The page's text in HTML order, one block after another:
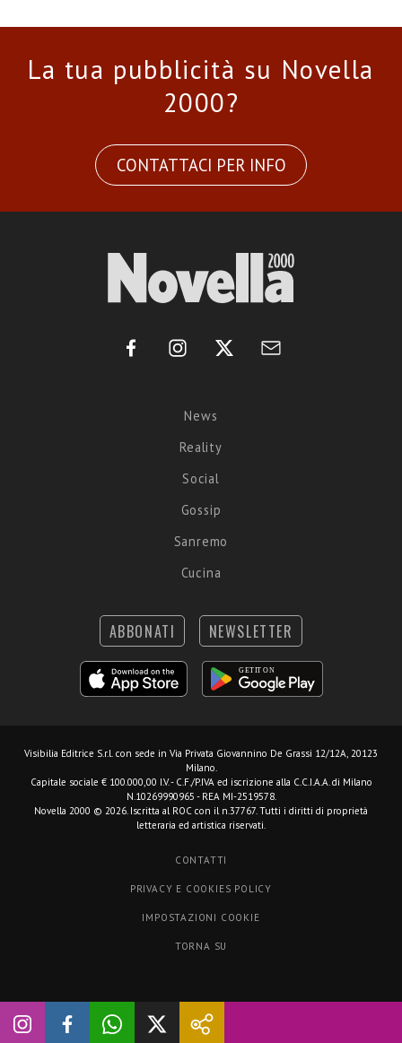
La tua pubblicità su Novella
2000?
CONTATTACI PER INFO
News
Reality
Social
Gossip
Sanremo
Cucina
ABBONATI NEWSLETTER
Visibilia Editrice S.r.l. con sede in Via Privata Giovannino De Grassi 12/12A, 20123
Milano.
Capitale sociale € 100.000,00 I.V. - C.F./P.IVA ed iscrizione alla C.C.I.A.A. di Milano
N.10269990965 - REA MI-2519578.
Novella 2000 © 2026. Iscritta al ROC con il n.37767. Tutti i diritti di proprietà
letteraria ed artistica riservati.
CONTATTI
PRIVACY E COOKIES POLICY
IMPOSTAZIONI COOKIE
TORNA SU